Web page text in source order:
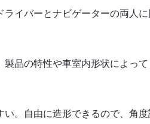
イバーとナビゲーターの両人
品の特性や車室内形状によっ
。自由に造形できるので、角度